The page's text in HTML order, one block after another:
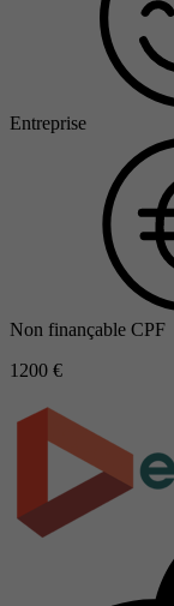
Entreprise
Non finançable CPF
1200 €